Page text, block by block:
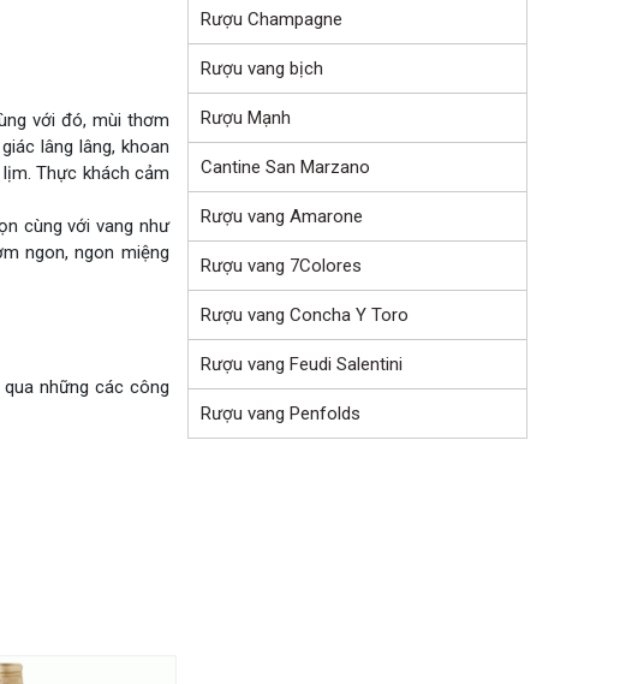
với đó, mùi thơm
lâng lâng, khoan
Thực khách cảm
cùng với vang như
ngon, ngon miệng
những các công
Rượu Champagne
Rượu vang bịch
Rượu Mạnh
Cantine San Marzano
Rượu vang Amarone
Rượu vang 7Colores
Rượu vang Concha Y Toro
Rượu vang Feudi Salentini
Rượu vang Penfolds